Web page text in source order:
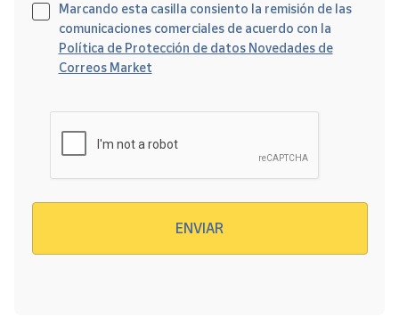
Marcando esta casilla consiento la remisión de las
comunicaciones comerciales de acuerdo con la
Política de Protección de datos Novedades de
Correos Market
ENVIAR